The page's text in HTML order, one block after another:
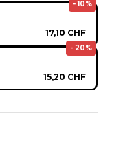
- 10%
17,10 CHF
- 20%
15,20 CHF